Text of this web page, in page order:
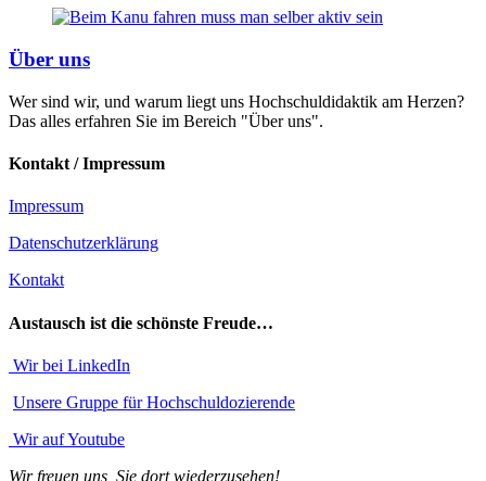
Über uns
Wer sind wir, und warum liegt uns Hochschuldidaktik am Herzen?
Das alles erfahren Sie im Bereich "Über uns".
Kontakt / Impressum
Impressum
Datenschutzerklärung
Kontakt
Austausch ist die schönste Freude…
Wir bei LinkedIn
Unsere Gruppe für Hochschuldozierende
Wir auf Youtube
Wir freuen uns, Sie dort wiederzusehen!